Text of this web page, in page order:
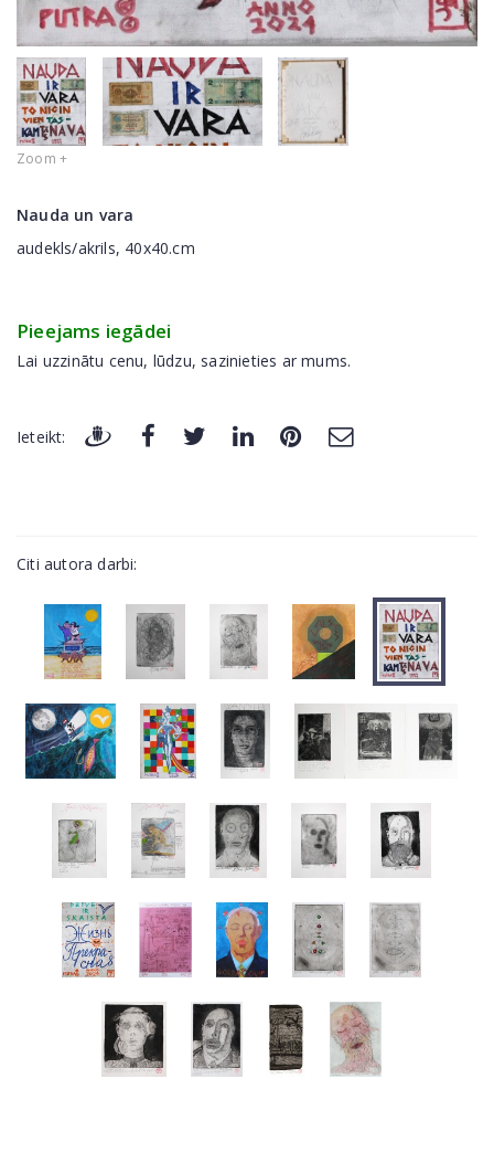
Zoom +
Nauda un vara
audekls/akrils, 40x40.cm
Pieejams iegādei
Lai uzzinātu cenu, lūdzu, sazinieties ar mums.
Ieteikt:
Citi autora darbi: